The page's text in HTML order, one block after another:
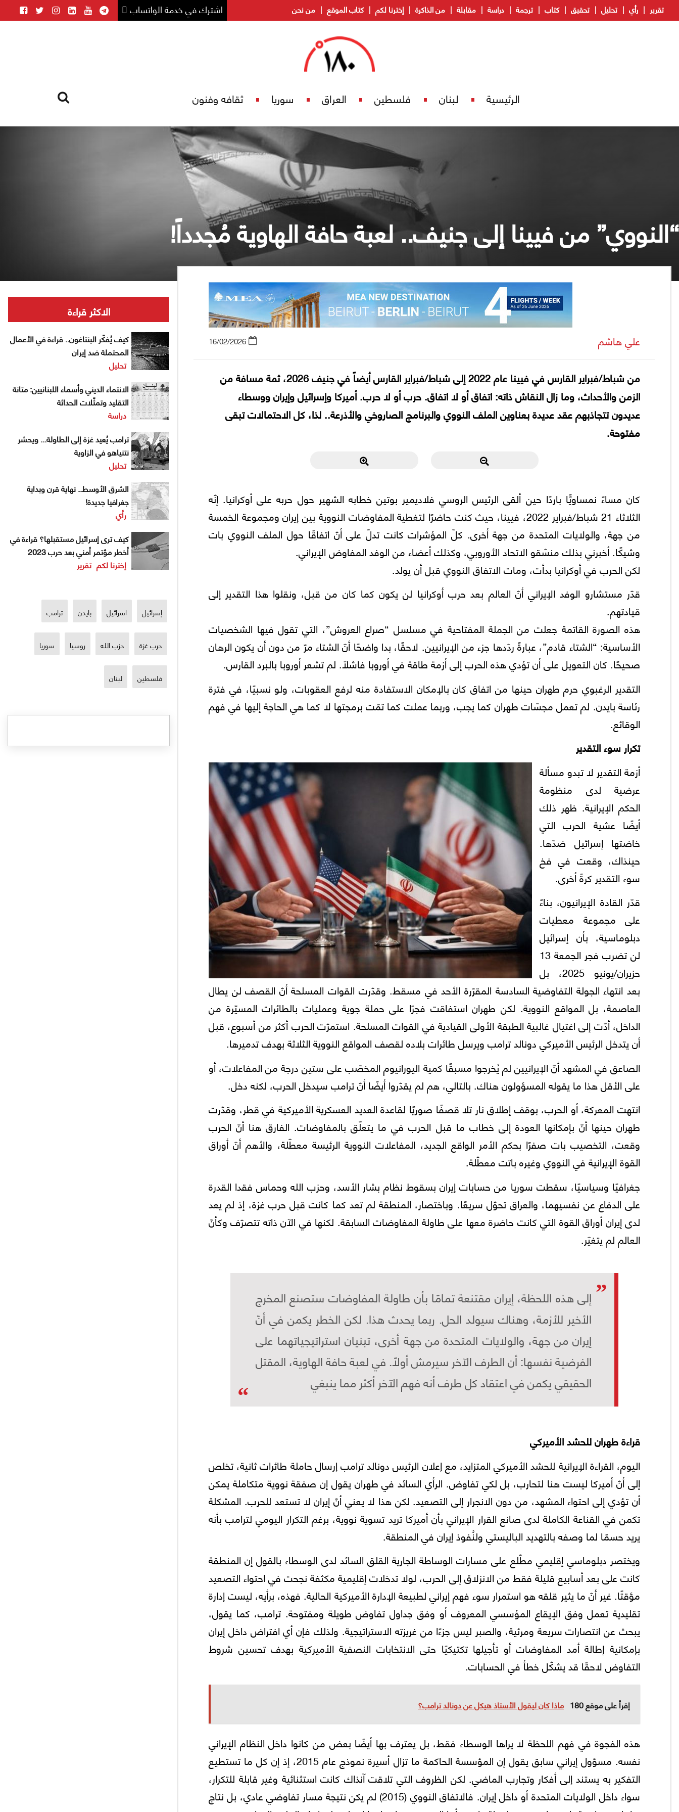
اشترك في خدمة الواتساب تقرير رأي تحليل تحقيق كتاب ترجمة دراسة مقابلة من الذاكرة إخترنا لكم كتاب الموقع من نحن
الرئيسية لبنان فلسطين العراق سوريا ثقافه وفنون
“النووي” من فيينا إلى جنيف.. لعبة حافة الهاوية مُجدداً!
علي هاشم 16/02/2026
من شباط/فبراير القارس في فيينا عام 2022 إلى شباط/فبراير القارس أيضاً في جنيف 2026، ثمة مسافة من
الزمن والأحداث، وما زال النقاش ذاته: اتفاق أو لا اتفاق. حرب أو لا حرب. أميركا وإسرائيل وإيران ووسطاء
عديدون تتجاذبهم عقد عديدة بعناوين الملف النووي والبرنامج الصاروخي والأذرعة.. لذا، كل الاحتمالات تبقى
مفتوحة.
كان مساءً نمساويًّا باردًا حين ألقى الرئيس الروسي فلاديمير بوتين خطابه الشهير حول حربه على أوكرانيا. إنّه
الثلاثاء 21 شباط/فبراير 2022، فيينا، حيث كنت حاضرًا لتغطية المفاوضات النووية بين إيران ومجموعة الخمسة
من جهة، والولايات المتحدة من جهة أخرى. كلّ المؤشرات كانت تدلّ على أنّ اتفاقًا حول الملف النووي بات
وشيكًا. أخبرني بذلك منسّقو الاتحاد الأوروبي، وكذلك أعضاء من الوفد المفاوض الإيراني.
لكن الحرب في أوكرانيا بدأت، ومات الاتفاق النووي قبل أن يولد.
قدّر مستشارو الوفد الإيراني أنّ العالم بعد حرب أوكرانيا لن يكون كما كان من قبل، ونقلوا هذا التقدير إلى
قيادتهم.
هذه الصورة القاتمة جعلت من الجملة المفتاحية في مسلسل “صراع العروش”، التي تقول فيها الشخصيات
الأساسية: “الشتاء قادم”، عبارةً ردّدها جزء من الإيرانيين. لاحقًا، بدا واضحًا أنّ الشتاء مرّ من دون أن يكون الرهان
صحيحًا. كان التعويل على أن تؤدي هذه الحرب إلى أزمة طاقة في أوروبا فاشلًا. لم تشعر أوروبا بالبرد القارس.
التقدير الرغبوي حرم طهران حينها من اتفاق كان بالإمكان الاستفادة منه لرفع العقوبات، ولو نسبيًا، في فترة
رئاسة بايدن. لم تعمل مجسّات طهران كما يجب، وربما عملت كما تمّت برمجتها لا كما هي الحاجة إليها في فهم
الوقائع.
تكرار سوء التقدير
أزمة التقدير لا تبدو مسألة
عرضية لدى منظومة
الحكم الإيرانية. ظهر ذلك
أيضًا عشية الحرب التي
خاضتها إسرائيل ضدّها.
حينذاك، وقعت في فخ
سوء التقدير كرةً أخرى.
قدّر القادة الإيرانيون، بناءً
على مجموعة معطيات
دبلوماسية، بأن إسرائيل
لن تضرب فجر الجمعة 13
حزيران/يونيو 2025، بل
بعد انتهاء الجولة التفاوضية السادسة المقرّرة الأحد في مسقط. وقدّرت القوات المسلحة أنّ القصف لن يطال
العاصمة، بل المواقع النووية. لكن طهران استفاقت فجرًا على حملة جوية وعمليات بالطائرات المسيّرة من
الداخل، أدّت إلى اغتيال غالبية الطبقة الأولى القيادية في القوات المسلحة. استمرّت الحرب أكثر من أسبوع، قبل
أن يتدخل الرئيس الأميركي دونالد ترامب ويرسل طائرات بلاده لقصف المواقع النووية الثلاثة بهدف تدميرها.
الصاعق في المشهد أنّ الإيرانيين لم يُخرجوا مسبقًا كمية اليورانيوم المخصّب على ستين درجة من المفاعلات، أو
على الأقل هذا ما يقوله المسؤولون هناك. بالتالي، هم لم يقدّروا أيضًا أنّ ترامب سيدخل الحرب، لكنه دخل.
انتهت المعركة، أو الحرب، بوقف إطلاق نار تلا قصفًا صوريًا لقاعدة العديد العسكرية الأميركية في قطر، وقدّرت
طهران حينها أنّ بإمكانها العودة إلى خطاب ما قبل الحرب في ما يتعلّق بالمفاوضات. الفارق هنا أنّ الحرب
وقعت، التخصيب بات صفرًا بحكم الأمر الواقع الجديد، المفاعلات النووية الرئيسة معطّلة، والأهم أنّ أوراق
القوة الإيرانية في النووي وغيره باتت معطّلة.
جغرافيًا وسياسيًا، سقطت سوريا من حسابات إيران بسقوط نظام بشار الأسد، وحزب الله وحماس فقدا القدرة
على الدفاع عن نفسيهما، والعراق تحوّل سريعًا. وباختصار، المنطقة لم تعد كما كانت قبل حرب غزة، إذ لم يعد
لدى إيران أوراق القوة التي كانت حاضرة معها على طاولة المفاوضات السابقة. لكنها في الآن ذاته تتصرّف وكأنّ
العالم لم يتغيّر.
إلى هذه اللحظة، إيران مقتنعة تمامًا بأن طاولة المفاوضات ستصنع المخرج
الأخير للأزمة، وهناك سيولد الحل. ربما يحدث هذا. لكن الخطر يكمن في أنّ
إيران من جهة، والولايات المتحدة من جهة أخرى، تبنيان استراتيجياتهما على
الفرضية نفسها: أن الطرف الآخر سيرمش أولًا. في لعبة حافة الهاوية، المقتل
الحقيقي يكمن في اعتقاد كل طرف أنه فهم الآخر أكثر مما ينبغي
قراءة طهران للحشد الأميركي
اليوم، القراءة الإيرانية للحشد الأميركي المتزايد، مع إعلان الرئيس دونالد ترامب إرسال حاملة طائرات ثانية، تخلص
إلى أنّ أميركا ليست هنا لتحارب، بل لكي تفاوض. الرأي السائد في طهران يقول إن صفقة نووية متكاملة يمكن
أن تؤدي إلى احتواء المشهد، من دون الانجرار إلى التصعيد. لكن هذا لا يعني أنّ إيران لا تستعد للحرب. المشكلة
تكمن في القناعة الكاملة لدى صانع القرار الإيراني بأن أميركا تريد تسوية نووية، برغم التكرار اليومي لترامب بأنه
يريد حسمًا لما وصفه بالتهديد الباليستي ولنُفوذ إيران في المنطقة.
ويختصر دبلوماسي إقليمي مطّلع على مسارات الوساطة الجارية القلق السائد لدى الوسطاء بالقول إن المنطقة
كانت على بعد أسابيع قليلة فقط من الانزلاق إلى الحرب، لولا تدخلات إقليمية مكثفة نجحت في احتواء التصعيد
مؤقتًا. غير أنّ ما يثير قلقه هو استمرار سوء فهم إيراني لطبيعة الإدارة الأميركية الحالية. فهذه، برأيه، ليست إدارة
تقليدية تعمل وفق الإيقاع المؤسسي المعروف أو وفق جداول تفاوض طويلة ومفتوحة. ترامب، كما يقول،
يبحث عن انتصارات سريعة ومرئية، والصبر ليس جزءًا من غريزته الاستراتيجية. ولذلك فإن أي افتراض داخل إيران
بإمكانية إطالة أمد المفاوضات أو تأجيلها تكتيكيًا حتى الانتخابات النصفية الأميركية بهدف تحسين شروط
التفاوض لاحقًا قد يشكّل خطأ في الحسابات.
إقرأ على موقع 180 ماذا كان ليقول الأستاذ هيكل عن دونالد ترامب؟
هذه الفجوة في فهم اللحظة لا يراها الوسطاء فقط، بل يعترف بها أيضًا بعض من كانوا داخل النظام الإيراني
نفسه. مسؤول إيراني سابق يقول إن المؤسسة الحاكمة ما تزال أسيرة نموذج عام 2015، إذ إن كل ما تستطيع
التفكير به يستند إلى أفكار وتجارب الماضي. لكن الظروف التي تلاقت آنذاك كانت استثنائية وغير قابلة للتكرار،
سواء داخل الولايات المتحدة أو داخل إيران. فالاتفاق النووي (2015) لم يكن نتيجة مسار تفاوضي عادي، بل نتاج
الاكثر قراءة
كيف يُفكّر البنتاغون.. قراءة في الأعمال
المحتملة ضد إيران
تحليل
الانتماء الديني وأسماء اللبنانيين: متانة
التقليد وتمثّلات الحداثة
دراسة
ترامب يُعيد غزة إلى الطاولة... ويحشر
نتنياهو في الزاوية
تحليل
الشرق الأوسط.. نهاية قرن وبداية
جغرافيا جديدة!
رأي
كيف ترى إسرائيل مستقبلها؟ قراءة في
أخطر مؤتمر أمني بعد حرب 2023
إخترنا لكم تقرير
إسرائيل اسرائيل بايدن ترامب
حرب غزة حزب الله روسيا سوريا
فلسطين لبنان